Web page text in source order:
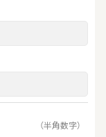
（半角数字）